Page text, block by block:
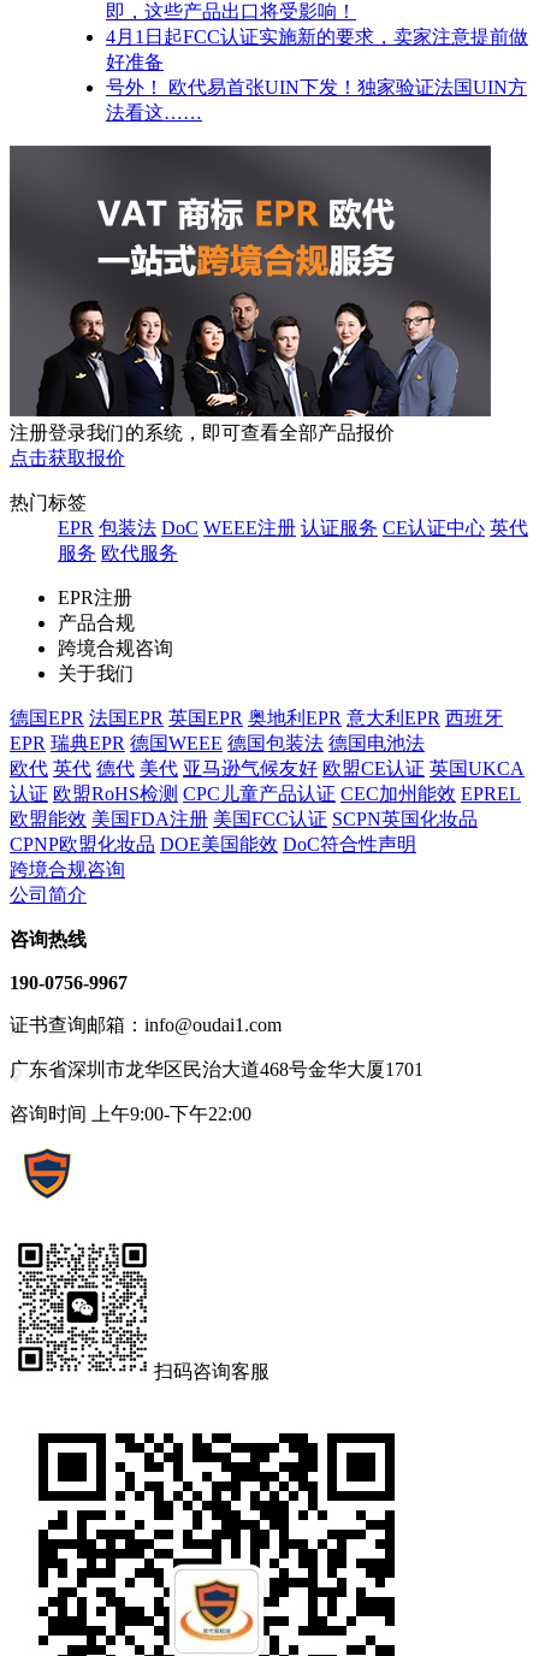
即，这些产品出口将受影响！
4月1日起FCC认证实施新的要求，卖家注意提前做
好准备
号外！ 欧代易首张UIN下发！独家验证法国UIN方
法看这……
注册登录我们的系统，即可查看全部产品报价
点击获取报价
热门标签
EPR 包装法 DoC WEEE注册 认证服务 CE认证中心 英代
服务 欧代服务
EPR注册
产品合规
跨境合规咨询
关于我们
德国EPR 法国EPR 英国EPR 奥地利EPR 意大利EPR 西班牙
EPR 瑞典EPR 德国WEEE 德国包装法 德国电池法
欧代 英代 德代 美代 亚马逊气候友好 欧盟CE认证 英国UKCA
认证 欧盟RoHS检测 CPC儿童产品认证 CEC加州能效 EPREL
欧盟能效 美国FDA注册 美国FCC认证 SCPN英国化妆品
CPNP欧盟化妆品 DOE美国能效 DoC符合性声明
跨境合规咨询
公司简介
咨询热线
190-0756-9967
证书查询邮箱：info@oudai1.com
广东省深圳市龙华区民治大道468号金华大厦1701
咨询时间 上午9:00-下午22:00
扫码咨询客服